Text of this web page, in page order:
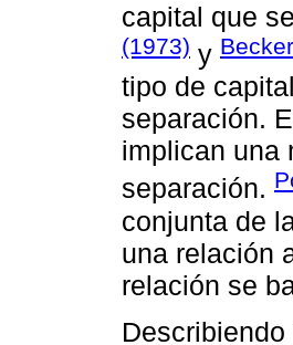
capital que
(1973) y Becker
tipo de
separación.
implican una
separación.
conjunta de
una relación
relación se